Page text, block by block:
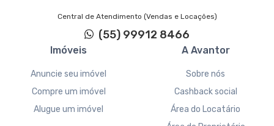
Central de Atendimento (Vendas e Locações)
(55) 99912 8466
Imóveis
Anuncie seu imóvel
Compre um imóvel
Alugue um imóvel
A Avantor
Sobre nós
Cashback social
Área do Locatário